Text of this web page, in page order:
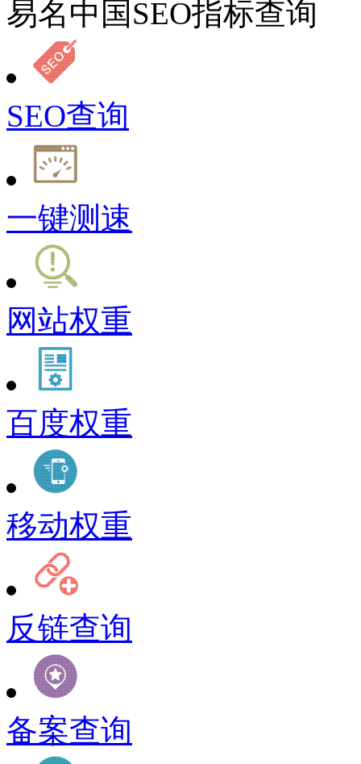
易名中国SEO指标查询
SEO查询
一键测速
网站权重
百度权重
移动权重
反链查询
备案查询